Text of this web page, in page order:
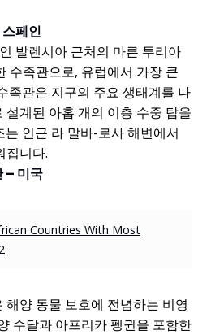
페인
발렌시아 근처의 마른 투리아
수족관으로, 유럽에서 가장 큰
족관은 지구의 주요 생태계를 나
설계된 아홉 개의 이층 수중 탑을
인근 라 말바-로사 해변에서
집니다.
– 미국
Countries With Most
해양 동물 보호에 전념하는 비영
수달과 아프리카 펭귄을 포함한